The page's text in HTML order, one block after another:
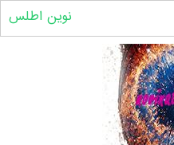
نوین اطلس